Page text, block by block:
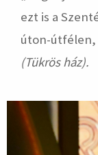
ezt is a
úton-útfélen,
(Tükrös ház).